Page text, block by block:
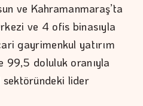
ve Kahramanmaraş’ta
ve 4 ofis binasıyla
gayrimenkul yatırım
99,5 doluluk oranıyla
lider